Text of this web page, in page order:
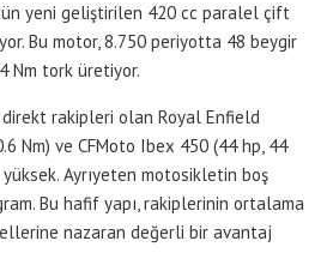
yeni geliştirilen 420 cc paralel çift
Bu motor, 8.750 periyotta 48 beygir
Nm tork üretiyor.
rakipleri olan Royal Enfield
Nm) ve CFMoto Ibex 450 (44 hp, 44
Ayrıyeten motosikletin boş
Bu hafif yapı, rakiplerinin ortalama
nazaran değerli bir avantaj